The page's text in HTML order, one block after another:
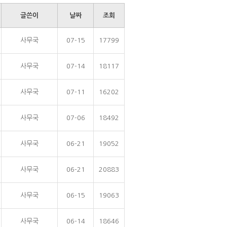
글쓴이 날짜 조회
사무국 07-15 17799
사무국 07-14 18117
사무국 07-11 16202
사무국 07-06 18492
사무국 06-21 19052
사무국 06-21 20883
사무국 06-15 19063
사무국 06-14 18646